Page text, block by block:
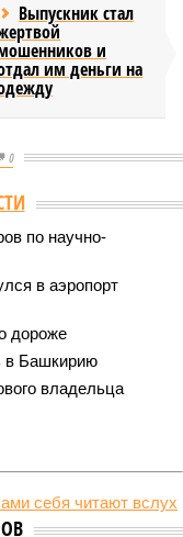
Выпускник стал
и
им деньги на
0
млрд рублей по проекту
по проекту
Восточного выезда
ИИ)
обратилась в